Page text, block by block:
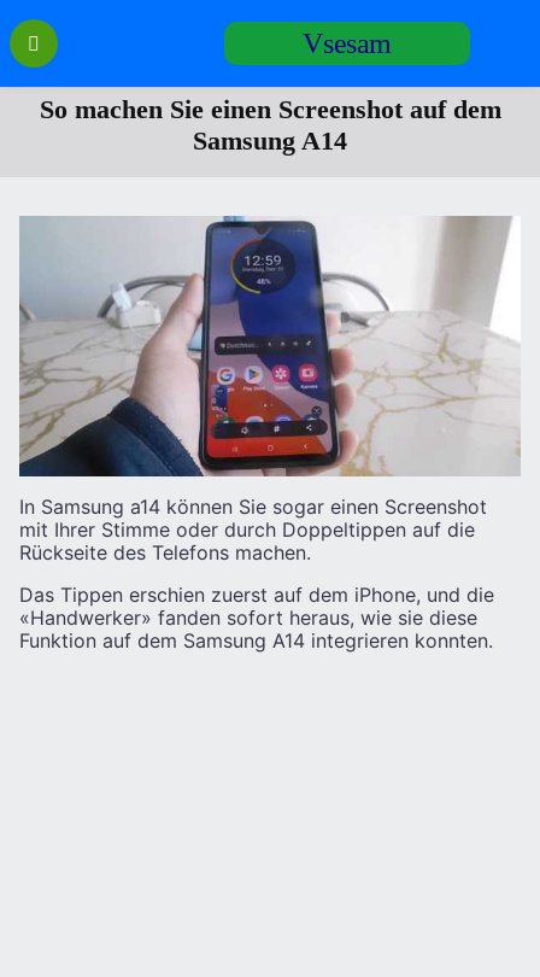
Перейти
содержанию
Vsesam
So machen Sie einen Screenshot auf dem
Samsung A14
In Samsung a14 können Sie sogar einen Screenshot
mit Ihrer Stimme oder durch Doppeltippen auf die
Rückseite des Telefons machen.
Das Tippen erschien zuerst auf dem iPhone, und die
«Handwerker» fanden sofort heraus, wie sie diese
Funktion auf dem Samsung A14 integrieren konnten.